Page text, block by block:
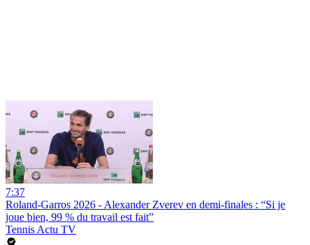
7:37
Roland-Garros 2026 - Alexander Zverev en demi-finales : “Si je
joue bien, 99 % du travail est fait”
Tennis Actu TV